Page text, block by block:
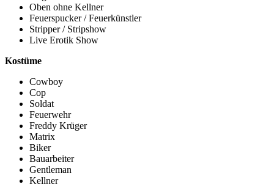
Oben ohne Kellner
Feuerspucker / Feuerkünstler
Stripper / Stripshow
Live Erotik Show
Kostüme
Cowboy
Cop
Soldat
Feuerwehr
Freddy Krüger
Matrix
Biker
Bauarbeiter
Gentleman
Kellner